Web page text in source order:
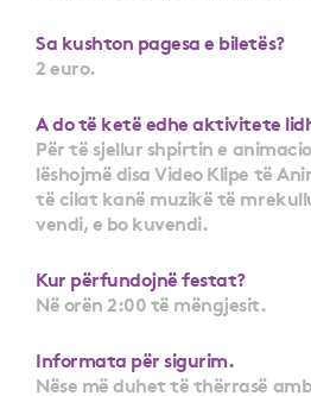
Sa kushton pagesa e biletës?
2 euro.
A do të ketë edhe aktivitete
Për të sjellur shpirtin e
lëshojmë disa Video Klipe të
të cilat kanë muzikë të
vendi, e bo kuvendi.
Kur përfundojnë festat?
Në orën 2:00 të mëngjesit.
Informata për sigurim.
Nëse më duhet të thërrasë